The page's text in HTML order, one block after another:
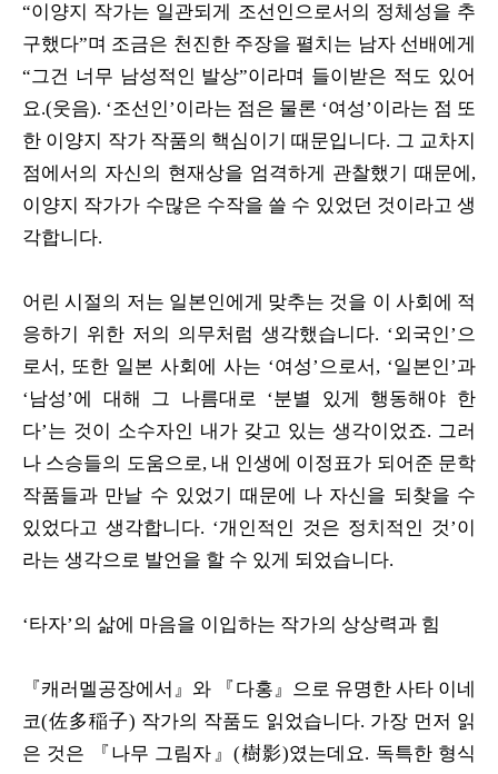
“이양지 작가는 일관되게 조선인으로서의 정체성을 추
구했다”며 조금은 천진한 주장을 펼치는 남자 선배에게
“그건 너무 남성적인 발상”이라며 들이받은 적도 있어
요.(웃음). ‘조선인’이라는 점은 물론 ‘여성’이라는 점 또
한 이양지 작가 작품의 핵심이기 때문입니다. 그 교차지
점에서의 자신의 현재상을 엄격하게 관찰했기 때문에,
이양지 작가가 수많은 수작을 쓸 수 있었던 것이라고 생
각합니다.
어린 시절의 저는 일본인에게 맞추는 것을 이 사회에 적
응하기 위한 저의 의무처럼 생각했습니다. ‘외국인’으
로서, 또한 일본 사회에 사는 ‘여성’으로서, ‘일본인’과
‘남성’에 대해 그 나름대로 ‘분별 있게 행동해야 한
다’는 것이 소수자인 내가 갖고 있는 생각이었죠. 그러
나 스승들의 도움으로, 내 인생에 이정표가 되어준 문학
작품들과 만날 수 있었기 때문에 나 자신을 되찾을 수
있었다고 생각합니다. ‘개인적인 것은 정치적인 것’이
라는 생각으로 발언을 할 수 있게 되었습니다.
‘타자’의 삶에 마음을 이입하는 작가의 상상력과 힘
『캐러멜공장에서』와 『다홍』으로 유명한 사타 이네
코(佐多稲子) 작가의 작품도 읽었습니다. 가장 먼저 읽
은 것은 『나무 그림자』(樹影)였는데요. 독특한 형식